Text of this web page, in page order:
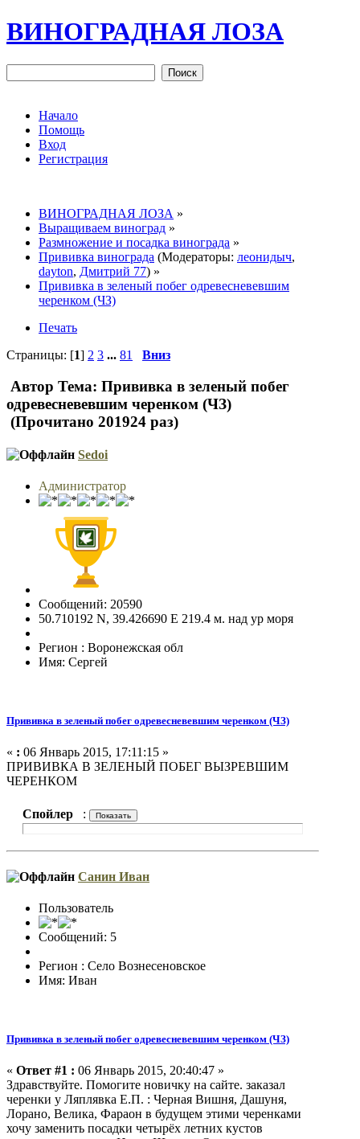
ВИНОГРАДНАЯ ЛОЗА
Начало
Помощь
Вход
Регистрация
ВИНОГРАДНАЯ ЛОЗА »
Выращиваем виноград »
Размножение и посадка винограда »
Прививка винограда (Модераторы: леонидыч,
dayton, Дмитрий 77) »
Прививка в зеленый побег одревесневевшим
черенком (ЧЗ)
Печать
Страницы: [1] 2 3 ... 81 Вниз
Автор Тема: Прививка в зеленый побег
одревесневевшим черенком (ЧЗ)
(Прочитано 201924 раз)
Sedoi
Администратор
Сообщений: 20590
50.710192 N, 39.426690 E 219.4 м. над ур моря
Регион : Воронежская обл
Имя: Сергей
Прививка в зеленый побег одревесневевшим черенком (ЧЗ)
« : 06 Январь 2015, 17:11:15 »
ПРИВИВКА В ЗЕЛЕНЫЙ ПОБЕГ ВЫЗРЕВШИМ
ЧЕРЕНКОМ
Спойлер :
Санин Иван
Пользователь
Сообщений: 5
Регион : Село Вознесеновское
Имя: Иван
Прививка в зеленый побег одревесневевшим черенком (ЧЗ)
« Ответ #1 : 06 Январь 2015, 20:40:47 »
Здравствуйте. Помогите новичку на сайте. заказал
черенки у Ляплявка Е.П. : Черная Вишня, Дашуня,
Лорано, Велика, Фараон в будущем этими черенками
хочу заменить посадки четырёх летних кустов